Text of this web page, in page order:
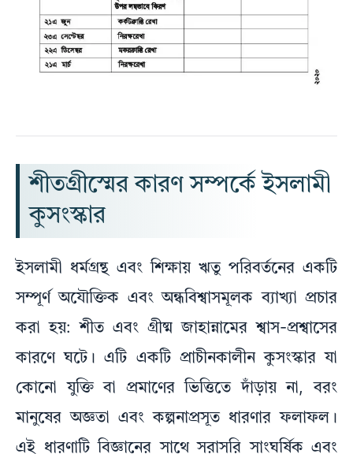
শীতগ্রীস্মের কারণ সম্পর্কে ইসলামী
কুসংস্কার
ইসলামী ধর্মগ্রন্থ এবং শিক্ষায় ঋতু পরিবর্তনের একটি
সম্পূর্ণ অযৌক্তিক এবং অন্ধবিশ্বাসমূলক ব্যাখ্যা প্রচার
করা হয়: শীত এবং গ্রীষ্ম জাহান্নামের শ্বাস-প্রশ্বাসের
কারণে ঘটে। এটি একটি প্রাচীনকালীন কুসংস্কার যা
কোনো যুক্তি বা প্রমাণের ভিত্তিতে দাঁড়ায় না, বরং
মানুষের অজ্ঞতা এবং কল্পনাপ্রসূত ধারণার ফলাফল।
এই ধারণাটি বিজ্ঞানের সাথে সরাসরি সাংঘর্ষিক এবং